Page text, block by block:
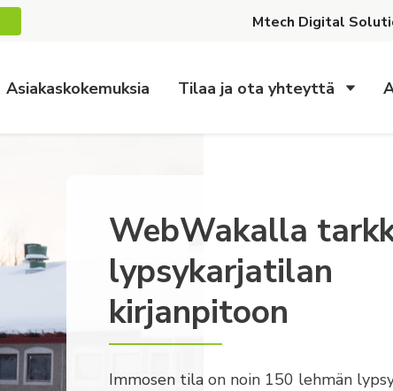
Mtech Digital
Asiakaskokemuksia Tilaa ja ota yhteyttä
WebWakalla
lypsykarja­tilan
kirjanpitoon
Immosen tila on noin 150 lehmän